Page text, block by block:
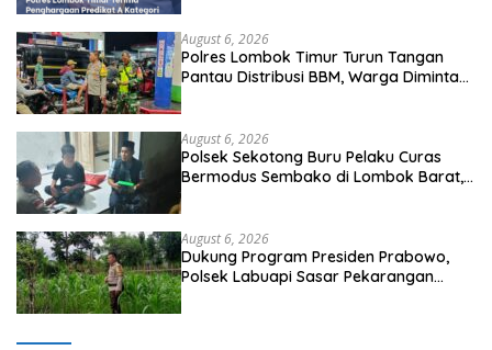
August 6, 2026
Polres Lombok Timur Turun Tangan
Pantau Distribusi BBM, Warga Diminta
August 6, 2026
Polsek Sekotong Buru Pelaku Curas
Bermodus Sembako di Lombok Barat,
August 6, 2026
Dukung Program Presiden Prabowo,
Polsek Labuapi Sasar Pekarangan